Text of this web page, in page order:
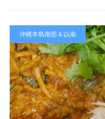
沖縄本島南部＆以南